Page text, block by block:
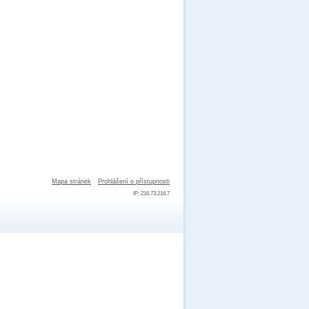
Mapa stránek Prohlášení o přístupnosti
IP: 216.73.216.7